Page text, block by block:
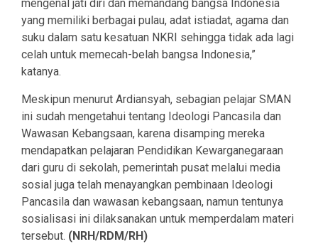
mengenal jati diri dan memandang bangsa Indonesia
yang memiliki berbagai pulau, adat istiadat, agama dan
suku dalam satu kesatuan NKRI sehingga tidak ada lagi
celah untuk memecah-belah bangsa Indonesia,”
katanya.
Meskipun menurut Ardiansyah, sebagian pelajar SMAN
ini sudah mengetahui tentang Ideologi Pancasila dan
Wawasan Kebangsaan, karena disamping mereka
mendapatkan pelajaran Pendidikan Kewarganegaraan
dari guru di sekolah, pemerintah pusat melalui media
sosial juga telah menayangkan pembinaan Ideologi
Pancasila dan wawasan kebangsaan, namun tentunya
sosialisasi ini dilaksanakan untuk memperdalam materi
tersebut. (NRH/RDM/RH)